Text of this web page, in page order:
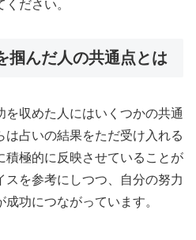
ださい。
掴んだ人の共通点とは
を収めた人にはいくつかの共通
は占いの結果をただ受け入れる
積極的に反映させていることが
を参考にしつつ、自分の努力
功につながっています。